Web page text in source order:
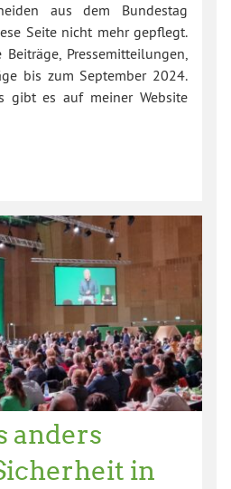
aus dem Bundestag
Seite nicht mehr gepflegt.
Pressemitteilungen,
bis zum September 2024.
gibt es auf meiner Website
anders
in